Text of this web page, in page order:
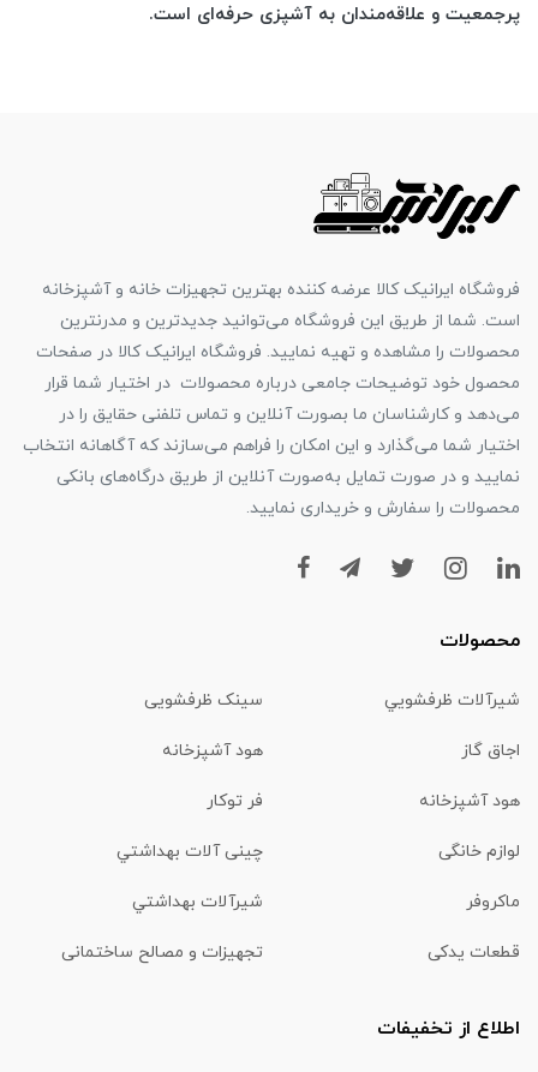
پرجمعیت و علاقه‌مندان به آشپزی حرفه‌ای است.
فروشگاه ایرانیک کالا عرضه کننده بهترین تجهیزات خانه و آشپزخانه
است. شما از طریق این فروشگاه می‌توانید جدیدترین و مدرنترین
محصولات را مشاهده و تهیه نمایید. فروشگاه ایرانیک کالا در صفحات
محصول خود توضیحات جامعی درباره محصولات در اختیار شما قرار
می‌دهد و کارشناسان ما بصورت آنلاین و تماس تلفنی حقایق را در
اختیار شما می‌گذارد و این امکان را فراهم می‌سازند که آگاهانه انتخاب
نمایید و در صورت تمایل به‌صورت آنلاین از طریق درگاه‌های بانکی
محصولات را سفارش و خریداری نمایید.
محصولات
شیرآلات ظرفشويي سینک ظرفشویی
اجاق گاز هود آشپزخانه
هود آشپزخانه فر توکار
لوازم خانگی چینی آلات بهداشتي
ماكروفر شیرآلات بهداشتي
قطعات یدکی تجهیزات و مصالح ساختمانی
اطلاع از تخفیفات